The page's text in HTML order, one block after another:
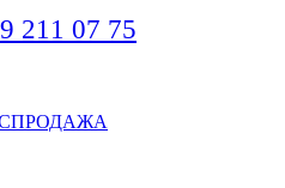
211 07 75